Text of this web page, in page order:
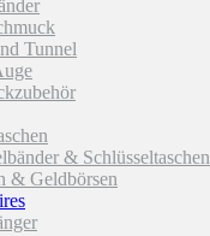
Tunnel
& Schlüsseltaschen
& Geldbörsen